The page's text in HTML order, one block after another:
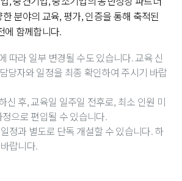
분야의 교육, 평가, 인증을 통해 축적된
에 함께합니다.
따라 일부 변경될 수도 있습니다. 교육 신
당자와 일정을 최종 확인하여 주시기 바랍
신 후, 교육일 일주일 전후로, 최소 인원 미
으로 편입될 수 있습니다.
정과 별도로 단독 개설할 수 있습니다. 하
랍니다.